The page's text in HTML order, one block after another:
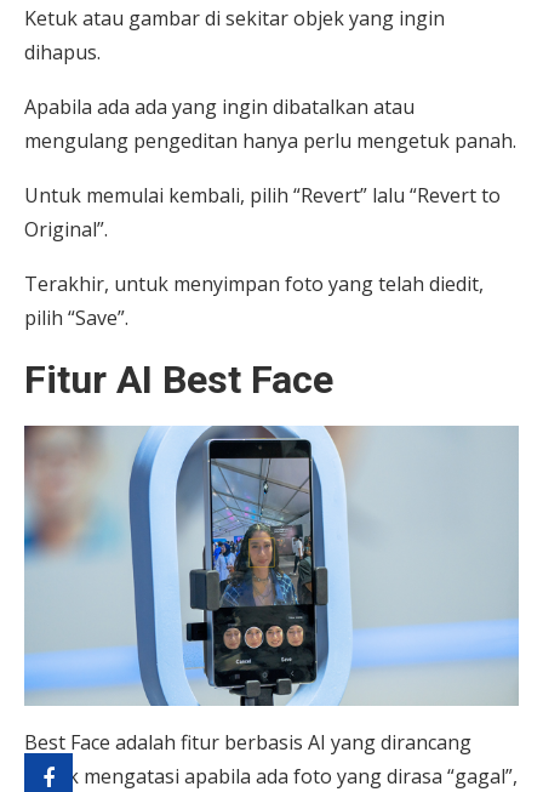
Ketuk atau gambar di sekitar objek yang ingin
dihapus.
Apabila ada ada yang ingin dibatalkan atau
mengulang pengeditan hanya perlu mengetuk panah.
Untuk memulai kembali, pilih “Revert” lalu “Revert to
Original”.
Terakhir, untuk menyimpan foto yang telah diedit,
pilih “Save”.
Fitur AI Best Face
Best Face adalah fitur berbasis AI yang dirancang
untuk mengatasi apabila ada foto yang dirasa “gagal”,